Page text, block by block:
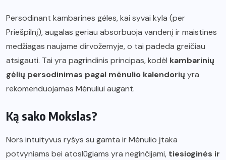
Persodinant kambarines gėles, kai syvai kyla (per
Priešpilnį), augalas geriau absorbuoja vandenį ir maistines
medžiagas naujame dirvožemyje, o tai padeda greičiau
atsigauti. Tai yra pagrindinis principas, kodėl kambarinių
gėlių persodinimas pagal mėnulio kalendorių yra
rekomenduojamas Mėnuliui augant.
Ką sako Mokslas?
Nors intuityvus ryšys su gamta ir Mėnulio įtaka
potvyniams bei atoslūgiams yra neginčijami, tiesioginės ir